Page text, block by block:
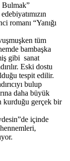
Bulmak”
romanı “Yanığı
tüm
bambaşka
gibi sanat
Eski dostu
tespit edilir.
bulup
daha büyük
kurduğu gerçek bir
içinde